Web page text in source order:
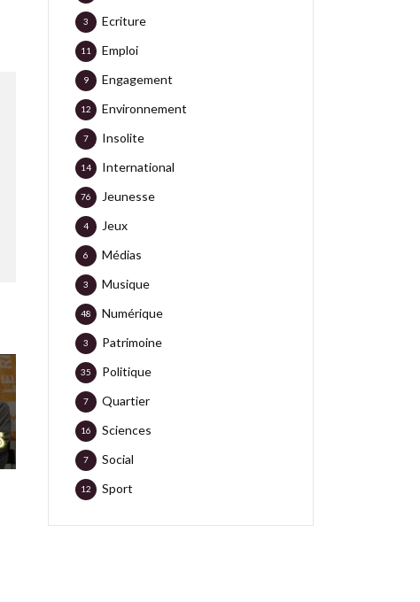
Ecriture
3
Emploi
11
Engagement
9
Environnement
12
Insolite
7
International
14
Jeunesse
76
Jeux
4
Médias
6
Musique
3
Numérique
48
Patrimoine
3
Politique
35
Quartier
7
Sciences
16
Social
7
Sport
12